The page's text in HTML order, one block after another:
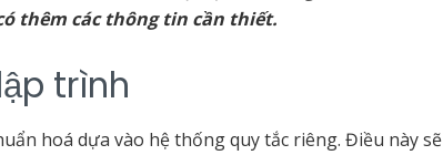
thêm các thông tin cần thiết.
trình
hoá dựa vào hệ thống quy tắc riêng. Điều này sẽ